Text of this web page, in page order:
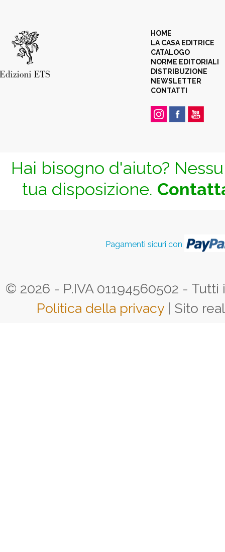
HOME
LA CASA EDITRICE
CATALOGO
NORME EDITORIALI
DISTRIBUZIONE
NEWSLETTER
CONTATTI
Hai bisogno d'aiuto?
tua disposizione.
Pagamenti sicuri con
© 2026 - P.IVA 01194560502 -
Politica della privacy | Sito